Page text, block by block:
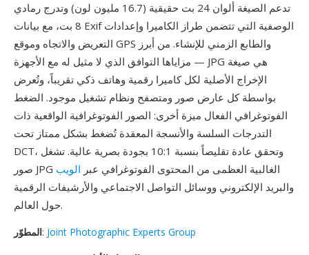
تدعم الصيغة ألوان 24 بت حقيقية (16.7 مليون لون) وتدرج رمادي
8 بت، مع بيانات Exif الوصفية التي تتضمن طراز الكاميرا وإعدادات
التعريض والاتجاه وموقع GPS والطابع الزمني للإنشاء. من أبرز
مزاياها التوافق الذي لا مثيل له مع الأجهزة — JPG هي صيغة
الإخراج الأصلية لكل كاميرا رقمية وهاتف ذكي تقريباً، وتُعرض
بواسطة كل عارض صور ومتصفح ونظام تشغيل موجود. الضغط
الفوتوغرافي الفعال ميزة أخرى: الصور الفوتوغرافية الواقعية ذات
التدرجات السلسة والأنسجة المعقدة تُضغط بشكل ممتاز تحت
DCT، وتحقق عادة تقليصاً بنسبة 10:1 بجودة بصرية عالية. تشغل
صور JPG الغالبية العظمى من المحتوى الفوتوغرافي عبر الويب
والبريد الإلكتروني ووسائل التواصل الاجتماعي والأرشيفات الرقمية
حول العالم.
المطوّر: Joint Photographic Experts Group